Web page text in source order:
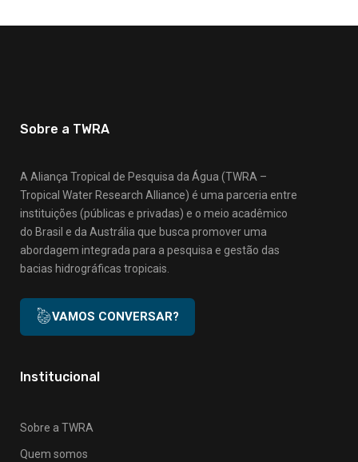
Sobre a TWRA
A Aliança Tropical de Pesquisa da Água (TWRA –
Tropical Water Research Alliance) é uma parceria entre
instituições (públicas e privadas) e o meio acadêmico
do Brasil e da Austrália que busca promover uma
abordagem integrada para a pesquisa e gestão das
bacias hidrográficas tropicais.
VAMOS CONVERSAR?
Institucional
Sobre a TWRA
Quem somos